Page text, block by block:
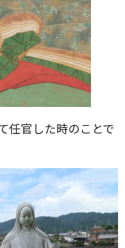
任官した時のことで